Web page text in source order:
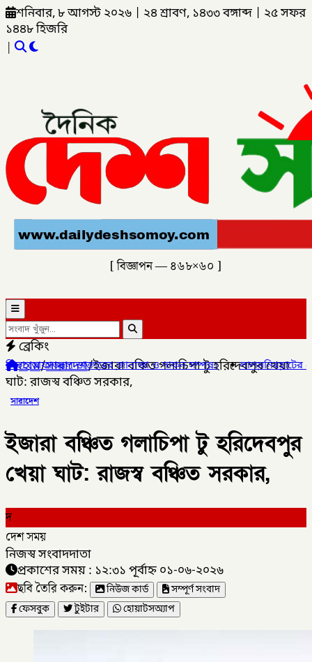
শনিবার, ৮ আগস্ট ২০২৬ ২৪ শ্রাবণ, ১৪৩৩ বঙ্গাব্দ
২৫ সফর
১৪৪৮ হিজরি
|
[ বিজ্ঞাপন — ৪৬৮×৬০ ]
ব্রেকিং
ডাক্তারের জানাজা ও দাফন সম্পন্ন।✦লালমনিরহাটের ৫ উপজেলার
হোম/সারাদেশ/ইজারা বঞ্চিত গলাচিপা টু হরিদেবপুর খেয়া
ঘাট: রাজস্ব বঞ্চিত সরকার,
সারাদেশ
ইজারা বঞ্চিত গলাচিপা টু হরিদেবপুর
খেয়া ঘাট: রাজস্ব বঞ্চিত সরকার,
দ
দেশ সময়
নিজস্ব সংবাদদাতা
প্রকাশের সময় : ১২:৩১ পূর্বাহ্ন ০১-০৬-২০২৬
ছবি তৈরি করুন: নিউজ কার্ড
সম্পূর্ণ সংবাদ
ফেসবুক
টুইটার হোয়াটসঅ্যাপ